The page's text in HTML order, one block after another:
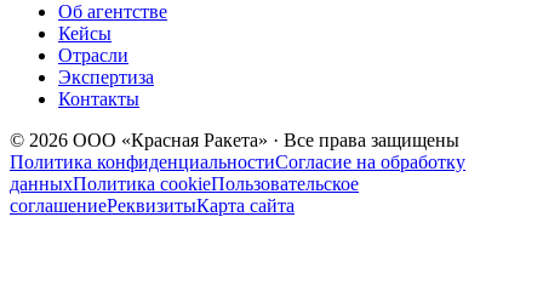
Об агентстве
Кейсы
Отрасли
Экспертиза
Контакты
© 2026 ООО «Красная Ракета» · Все права защищены
Политика конфиденциальностиСогласие на обработку
данныхПолитика cookieПользовательское
соглашениеРеквизитыКарта сайта